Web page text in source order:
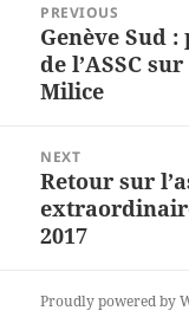
navigation
PREVIOUS
Previous
post:
Genève Sud
de l’ASSC
Milice
NEXT
Next
post:
Retour sur
2017
Proudly powered by